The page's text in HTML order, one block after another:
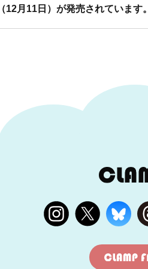
12月11日）が発売されています。